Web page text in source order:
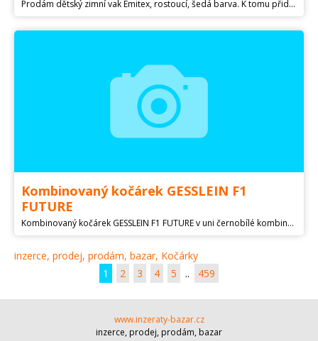
Prodám dětský zimní vak Emitex, rostoucí, šedá barva. K tomu přidám zdarma rukávník.
Kombinovaný kočárek GESSLEIN F1
FUTURE
Kombinovaný kočárek GESSLEIN F1 FUTURE v uni černobílé kombinaci, výměnná přední kola (velká a malá s aretací), nožní brzda, vložná taška pro miminko + sporťák, používaný dvěma dětmi vždy cca 1-1,5roku, pořízen 2012, kupován nový v kamenném obchodě. Běžné používaný, zachovalý, konstrukce nepoškrábaná. Možné předání Pardubice a okolí, cena dohodou.
inzerce, prodej, prodám, bazar, Kočárky
1
2 3 4 5 .. 459
www.inzeraty-bazar.cz
inzerce, prodej, prodám, bazar